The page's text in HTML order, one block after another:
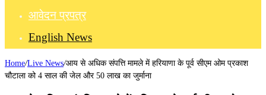
आवेदन प्रपत्र
English News
Home/Live News/आय से अधिक संपत्ति मामले में हरियाणा के पूर्व सीएम ओम प्रकाश
चौटाला को 4 साल की जेल और 50 लाख का जुर्माना